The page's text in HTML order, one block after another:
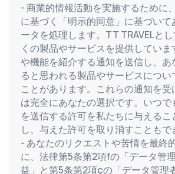
- 商業的情報活動を実施するために
に基づく「明示的同意」に基づい
ータを処理します。TT TRAVELと
くの製品やサービスを提供してい
や機能を紹介する通知を送信し、あ
ると思われる製品やサービスについ
ことがあります。これらの通知を
は完全にあなたの選択です。いつで
を送信する許可を私たちに与えるこ
し、与えた許可を取り消すこともで
- あなたのリクエストや苦情を最終
に、法律第5条第2項fの「データ管
益」と第5条第2項çの「データ管理